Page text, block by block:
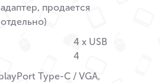
адаптер, продается
отдельно)
4 x USB
4
Type-C / VGA,